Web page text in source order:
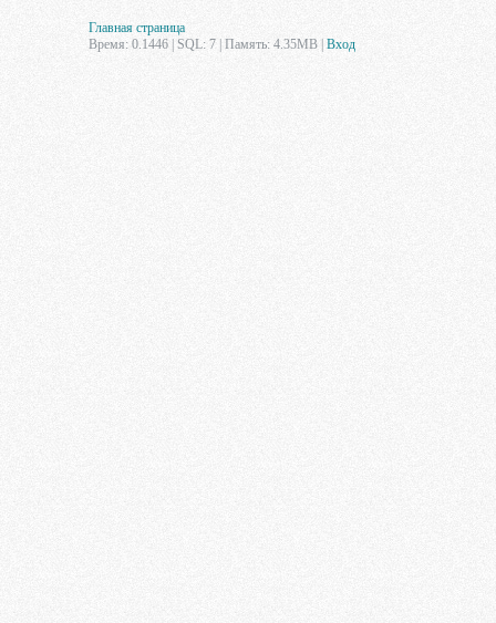
Главная страница
Время: 0.1446 | SQL: 7 | Память: 4.35MB Вход